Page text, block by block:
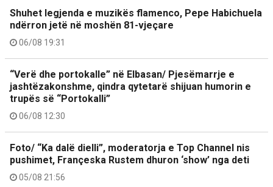
Shuhet legjenda e muzikës flamenco, Pepe Habichuela
ndërron jetë në moshën 81-vjeçare
06/08 19:31
“Verë dhe portokalle” në Elbasan/ Pjesëmarrje e
jashtëzakonshme, qindra qytetarë shijuan humorin e
trupës së “Portokalli”
06/08 12:30
Foto/ “Ka dalë dielli”, moderatorja e Top Channel nis
pushimet, Françeska Rustem dhuron ‘show’ nga deti
05/08 21:56